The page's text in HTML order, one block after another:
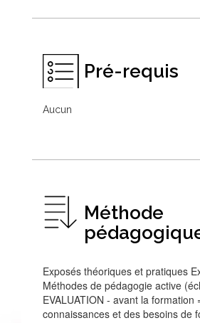
Pré-requis
Aucun
Méthode
Exposés théoriques et pratiques
Méthodes de pédagogie active
EVALUATION - avant la formation
connaissances et des besoins de